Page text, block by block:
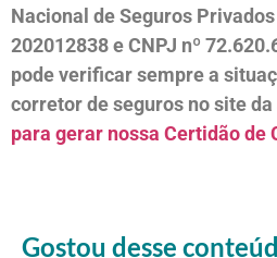
Nacional de Seguros Privados
202012838 e CNPJ nº
pode verificar sempre a
corretor de seguros no site
para gerar nossa Certidão de
Gostou desse